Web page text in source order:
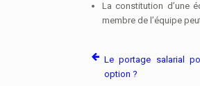
La constitution d’une
membre de l’équipe
Le portage salarial
option ?